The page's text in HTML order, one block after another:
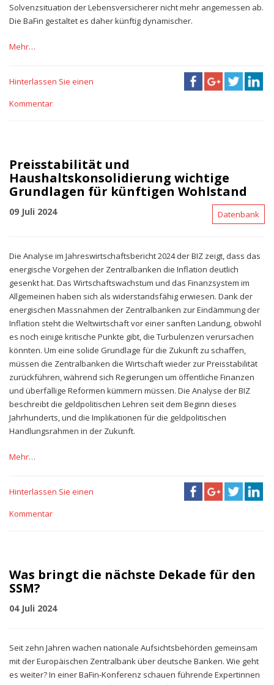
Solvenzsituation der Lebensversicherer nicht mehr angemessen ab.
Die BaFin gestaltet es daher künftig dynamischer.
Mehr…
Hinterlassen Sie einen
Kommentar
Preisstabilität und
Haushaltskonsolidierung wichtige
Grundlagen für künftigen Wohlstand
09 Juli 2024 Datenbank
Die Analyse im Jahreswirtschaftsbericht 2024 der BIZ zeigt, dass das
energische Vorgehen der Zentralbanken die Inflation deutlich
gesenkt hat. Das Wirtschaftswachstum und das Finanzsystem im
Allgemeinen haben sich als widerstandsfähig erwiesen. Dank der
energischen Massnahmen der Zentralbanken zur Eindämmung der
Inflation steht die Weltwirtschaft vor einer sanften Landung, obwohl
es noch einige kritische Punkte gibt, die Turbulenzen verursachen
könnten. Um eine solide Grundlage für die Zukunft zu schaffen,
müssen die Zentralbanken die Wirtschaft wieder zur Preisstabilität
zurückführen, während sich Regierungen um öffentliche Finanzen
und überfällige Reformen kümmern müssen. Die Analyse der BIZ
beschreibt die geldpolitischen Lehren seit dem Beginn dieses
Jahrhunderts, und die Implikationen für die geldpolitischen
Handlungsrahmen in der Zukunft.
Mehr…
Hinterlassen Sie einen
Kommentar
Was bringt die nächste Dekade für den
SSM?
04 Juli 2024
Seit zehn Jahren wachen nationale Aufsichtsbehörden gemeinsam
mit der Europäischen Zentralbank über deutsche Banken. Wie geht
es weiter? In einer BaFin-Konferenz schauen führende Expertinnen